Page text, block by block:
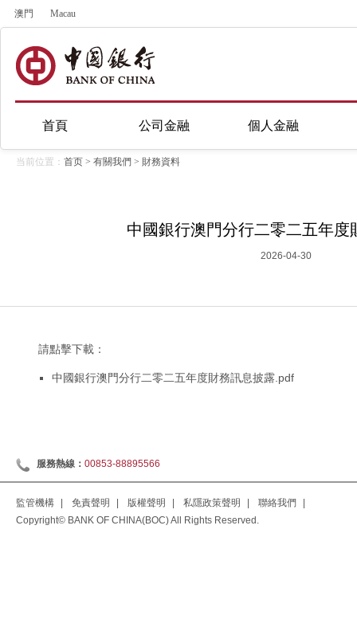
澳門 Macau
首頁 公司金融 個人金融
当前位置： 首页 > 有關我們 > 財務資料
中國銀行澳門分行二零二五年度
2026-04-30
請點擊下載：
中國銀行澳門分行二零二五年度財務訊息披露.pdf
服務熱線： 00853-88895566
監管機構 免責聲明 版權聲明 私隱政策聲明 聯絡我們
Copyright© BANK OF CHINA(BOC) All Rights Reserved.